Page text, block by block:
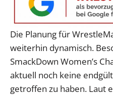
Die Planung für
weiterhin dynamisch.
SmackDown Women’s
aktuell noch keine
getroffen zu haben. Laut